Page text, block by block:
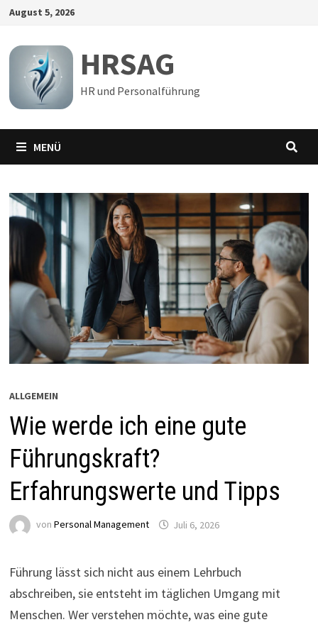
Zum
springen
August 5, 2026
HRSAG
HR und Personalführung
MENÜ
ALLGEMEIN
Wie werde ich eine gute
Führungskraft?
Erfahrungswerte und Tipps
von Personal Management Juli 6, 2026
Führung lässt sich nicht aus einem Lehrbuch
abschreiben, sie entsteht im täglichen Umgang mit
Menschen. Wer verstehen möchte, was eine gute